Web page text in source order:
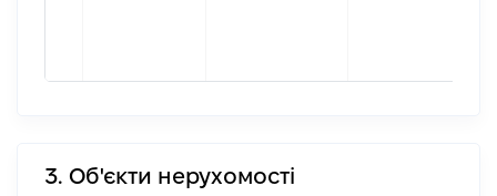
3. Об'єкти нерухомості